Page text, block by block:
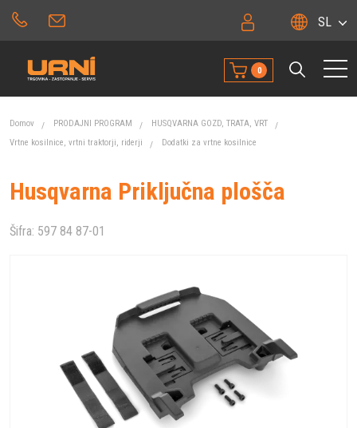
SL
0
Domov PRODAJNI PROGRAM
HUSQVARNA GOZD, TRATA, VRT
Vrtne kosilnice, vrtni traktorji, riderji
Dodatki za vrtne kosilnice
Husqvarna Priključna plošča
Šifra: 597 84 87-01